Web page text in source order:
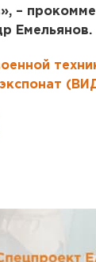
–
Емельянов.